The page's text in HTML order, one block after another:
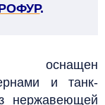
.
и танк-
нержавеющей